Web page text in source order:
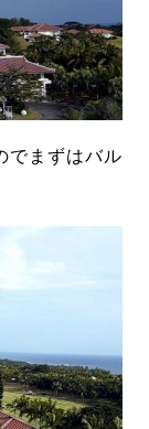
でまずはバル